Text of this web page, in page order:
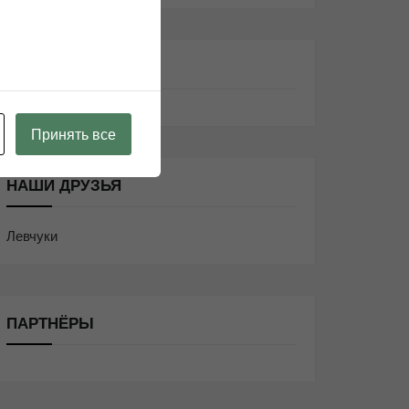
НАШИ ДРУЗЬЯ
Левчуки
ПАРТНЁРЫ
Принять все